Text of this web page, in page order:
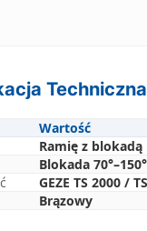
Techniczna
Wartość
Ramię z blokadą
Blokada 70°–150°
GEZE TS 2000 /
Brązowy